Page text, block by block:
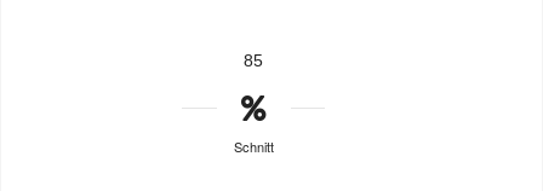
85
Schnitt